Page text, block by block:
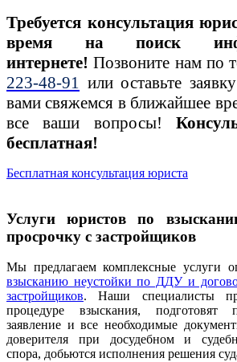
Требуется консультация
время на поиск
интернете!Позвоните нам по
223-48-91 или оставьте
вами свяжемся в ближайшее
все ваши вопросы!
бесплатная!
Бесплатная консультация юриста
Услуги юристов по
просрочку с застройщиков
Мы предлагаем комплексные услуги
взысканию неустойки по ДДУ и
застройщиков. Наши специалисты
процедуре взыскания, подготовят
заявление и все необходимые
доверителя при досудебном и
спора, добьются исполнения решения